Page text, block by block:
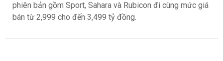
phiên bản gồm Sport, Sahara và Rubicon đi cùng mức giá
bán từ 2,999 cho đến 3,499 tỷ đồng.